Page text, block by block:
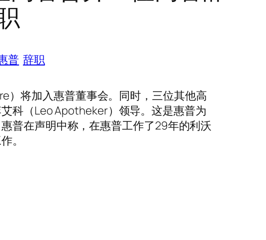
普 辞职
）将加入惠普董事会。同时，三位其他高
科（Leo Apotheker）领导。这是惠普为
普在声明中称，在惠普工作了29年的利沃
。